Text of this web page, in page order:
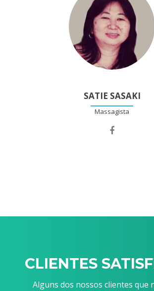
SATIE SASAKI
Massagista
Facebook
CLIENTES
Alguns dos nossos clientes que